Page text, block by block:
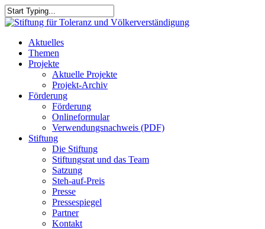
Skip
to
content
Close
search
Menu
Aktuelles
Themen
Projekte
Aktuelle Projekte
Projekt-Archiv
Förderung
Förderung
Onlineformular
Verwendungsnachweis (PDF)
Stiftung
Die Stiftung
Stiftungsrat und das Team
Satzung
Steh-auf-Preis
Presse
Pressespiegel
Partner
Kontakt